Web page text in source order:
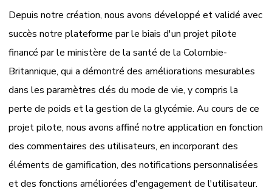
Depuis notre création, nous avons développé et validé avec
succès notre plateforme par le biais d'un projet pilote
financé par le ministère de la santé de la Colombie-
Britannique, qui a démontré des améliorations mesurables
dans les paramètres clés du mode de vie, y compris la
perte de poids et la gestion de la glycémie. Au cours de ce
projet pilote, nous avons affiné notre application en fonction
des commentaires des utilisateurs, en incorporant des
éléments de gamification, des notifications personnalisées
et des fonctions améliorées d'engagement de l'utilisateur.